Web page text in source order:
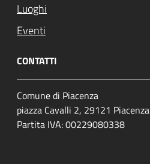
Luoghi
Eventi
CONTATTI
Comune di Piacenza
piazza Cavalli 2, 29121 Piacenza
Partita IVA: 00229080338